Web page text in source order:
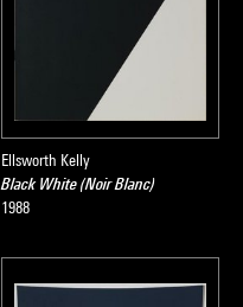
Ellsworth Kelly
Black White (Noir Blanc)
1988